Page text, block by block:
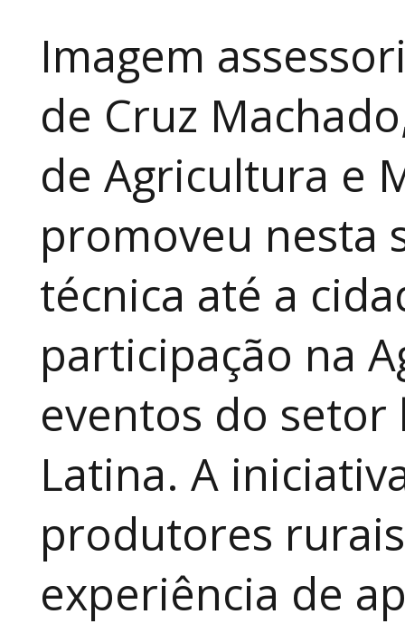
Imagem
de Cruz
de Agricultura e
promoveu nesta
técnica até a
participação na
eventos do
Latina. A
produtores
experiência de